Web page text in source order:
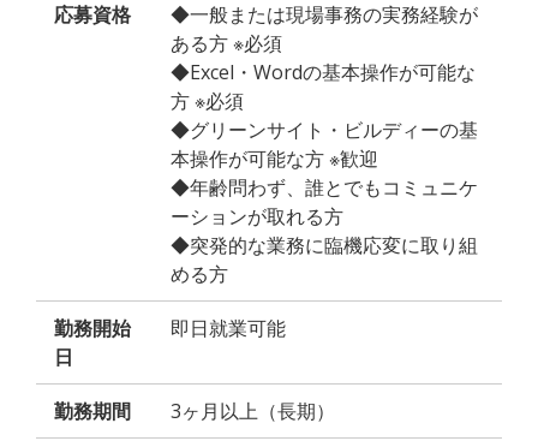
応募資格
◆一般または現場事務の実務経験が
ある方 ※必須
◆Excel・Wordの基本操作が可能な
方 ※必須
◆グリーンサイト・ビルディーの基
本操作が可能な方 ※歓迎
◆年齢問わず、誰とでもコミュニケ
ーションが取れる方
◆突発的な業務に臨機応変に取り組
める方
勤務開始
日
即日就業可能
勤務期間 3ヶ月以上（長期）